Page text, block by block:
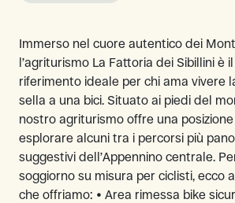
Immerso nel cuore autentico dei
l’agriturismo La Fattoria dei Sibillini è
riferimento ideale per chi ama vivere
sella a una bici. Situato ai piedi del
nostro agriturismo offre una
esplorare alcuni tra i percorsi più
suggestivi dell’Appennino centrale.
soggiorno su misura per ciclisti, ecco
che offriamo: • Area rimessa bike